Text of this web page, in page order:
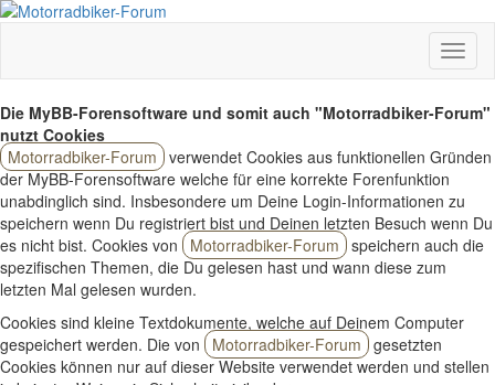
Die MyBB-Forensoftware und somit auch "Motorradbiker-Forum"
nutzt Cookies
Motorradbiker-Forum verwendet Cookies aus funktionellen Gründen
der MyBB-Forensoftware welche für eine korrekte Forenfunktion
unabdinglich sind. Insbesondere um Deine Login-Informationen zu
speichern wenn Du registriert bist und Deinen letzten Besuch wenn Du
es nicht bist. Cookies von
Motorradbiker-Forum speichern auch die
spezifischen Themen, die Du gelesen hast und wann diese zum
letzten Mal gelesen wurden.
Cookies sind kleine Textdokumente, welche auf Deinem Computer
gespeichert werden. Die von
Motorradbiker-Forum gesetzten
Cookies können nur auf dieser Website verwendet werden und stellen